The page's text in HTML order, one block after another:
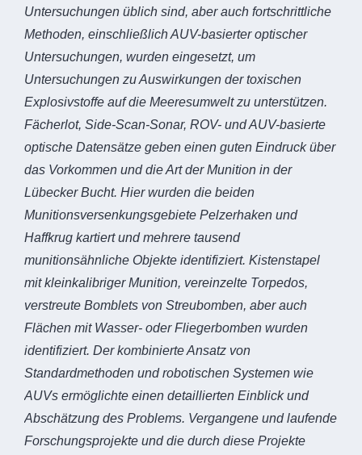
Untersuchungen üblich sind, aber auch fortschrittliche
Methoden, einschließlich AUV-basierter optischer
Untersuchungen, wurden eingesetzt, um
Untersuchungen zu Auswirkungen der toxischen
Explosivstoffe auf die Meeresumwelt zu unterstützen.
Fächerlot, Side-Scan-Sonar, ROV- und AUV-basierte
optische Datensätze geben einen guten Eindruck über
das Vorkommen und die Art der Munition in der
Lübecker Bucht. Hier wurden die beiden
Munitionsversenkungsgebiete Pelzerhaken und
Haffkrug kartiert und mehrere tausend
munitionsähnliche Objekte identifiziert. Kistenstapel
mit kleinkalibriger Munition, vereinzelte Torpedos,
verstreute Bomblets von Streubomben, aber auch
Flächen mit Wasser- oder Fliegerbomben wurden
identifiziert. Der kombinierte Ansatz von
Standardmethoden und robotischen Systemen wie
AUVs ermöglichte einen detaillierten Einblick und
Abschätzung des Problems. Vergangene und laufende
Forschungsprojekte und die durch diese Projekte